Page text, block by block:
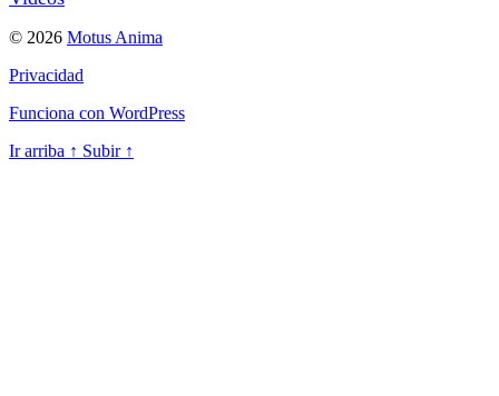
© 2026 Motus Anima
Privacidad
Funciona con WordPress
Ir arriba ↑ Subir ↑